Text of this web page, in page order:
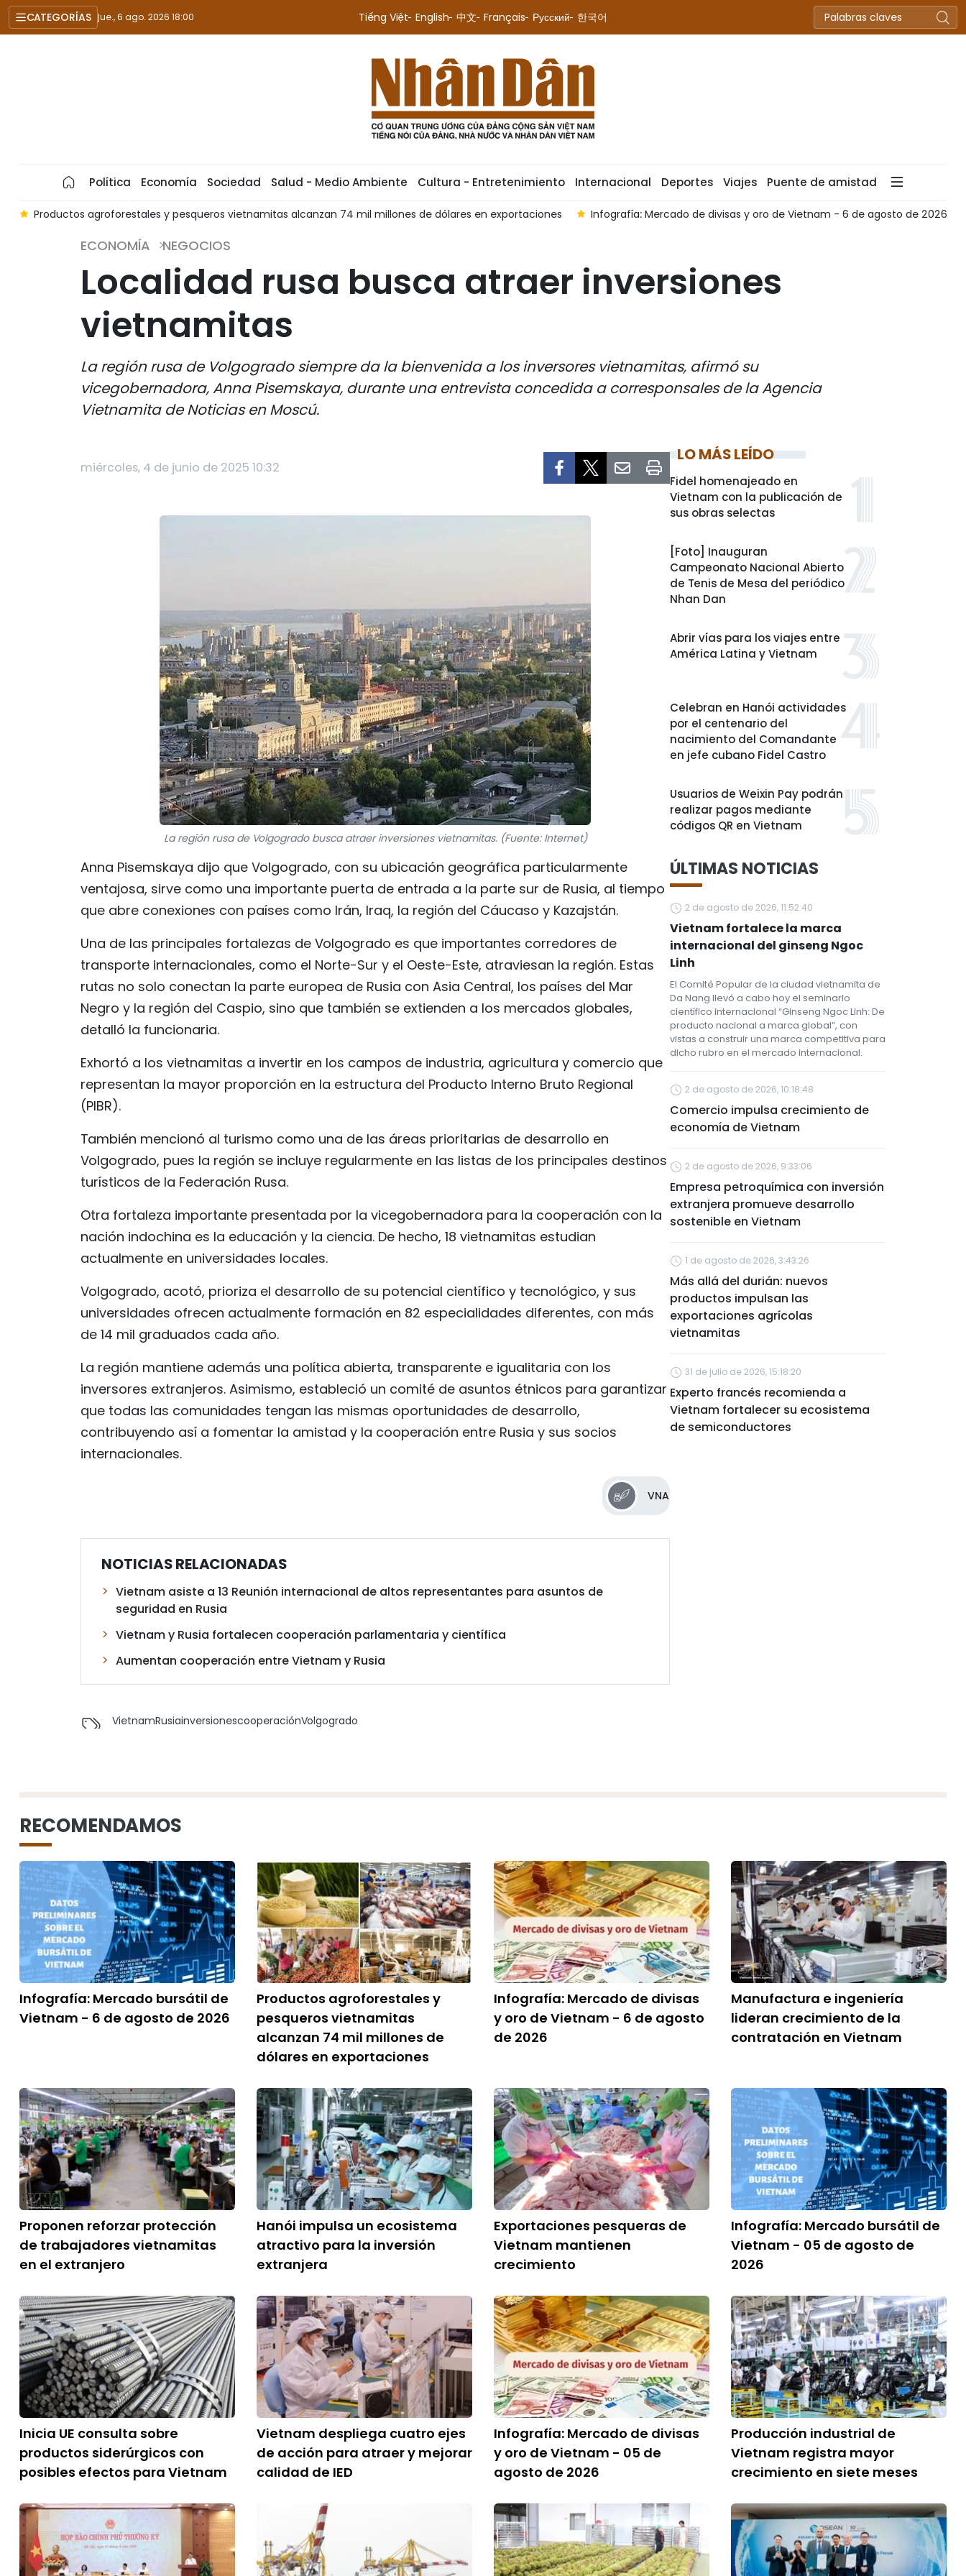
CATEGORÍAS jue., 6 ago. 2026 18:00 Tiếng Việt English 中文 Français Русский 한국어
Política Economía Sociedad Salud - Medio Ambiente Cultura - Entretenimiento Internacional Deportes Viajes Puente de amistad
Productos agroforestales y pesqueros vietnamitas alcanzan 74 mil millones de dólares en exportaciones Infografía: Mercado de divisas y oro de Vietnam - 6 de agosto de 2026
ECONOMÍA NEGOCIOS
Localidad rusa busca atraer inversiones
vietnamitas
La región rusa de Volgogrado siempre da la bienvenida a los inversores vietnamitas, afirmó su
vicegobernadora, Anna Pisemskaya, durante una entrevista concedida a corresponsales de la Agencia
Vietnamita de Noticias en Moscú.
miércoles, 4 de junio de 2025 10:32
La región rusa de Volgogrado busca atraer inversiones vietnamitas. (Fuente: Internet)
Anna Pisemskaya dijo que Volgogrado, con su ubicación geográfica particularmente
ventajosa, sirve como una importante puerta de entrada a la parte sur de Rusia, al tiempo
que abre conexiones con países como Irán, Iraq, la región del Cáucaso y Kazajstán.
Una de las principales fortalezas de Volgogrado es que importantes corredores de
transporte internacionales, como el Norte-Sur y el Oeste-Este, atraviesan la región. Estas
rutas no solo conectan la parte europea de Rusia con Asia Central, los países del Mar
Negro y la región del Caspio, sino que también se extienden a los mercados globales,
detalló la funcionaria.
Exhortó a los vietnamitas a invertir en los campos de industria, agricultura y comercio que
representan la mayor proporción en la estructura del Producto Interno Bruto Regional
(PIBR).
También mencionó al turismo como una de las áreas prioritarias de desarrollo en
Volgogrado, pues la región se incluye regularmente en las listas de los principales destinos
turísticos de la Federación Rusa.
Otra fortaleza importante presentada por la vicegobernadora para la cooperación con la
nación indochina es la educación y la ciencia. De hecho, 18 vietnamitas estudian
actualmente en universidades locales.
Volgogrado, acotó, prioriza el desarrollo de su potencial científico y tecnológico, y sus
universidades ofrecen actualmente formación en 82 especialidades diferentes, con más
de 14 mil graduados cada año.
La región mantiene además una política abierta, transparente e igualitaria con los
inversores extranjeros. Asimismo, estableció un comité de asuntos étnicos para garantizar
que todas las comunidades tengan las mismas oportunidades de desarrollo,
contribuyendo así a fomentar la amistad y la cooperación entre Rusia y sus socios
internacionales.
VNA
NOTICIAS RELACIONADAS
Vietnam asiste a 13 Reunión internacional de altos representantes para asuntos de
seguridad en Rusia
Vietnam y Rusia fortalecen cooperación parlamentaria y científica
Aumentan cooperación entre Vietnam y Rusia
VietnamRusiainversionescooperaciónVolgogrado
LO MÁS LEÍDO
Fidel homenajeado en
Vietnam con la publicación de
sus obras selectas
[Foto] Inauguran
Campeonato Nacional Abierto
de Tenis de Mesa del periódico
Nhan Dan
Abrir vías para los viajes entre
América Latina y Vietnam
Celebran en Hanói actividades
por el centenario del
nacimiento del Comandante
en jefe cubano Fidel Castro
Usuarios de Weixin Pay podrán
realizar pagos mediante
códigos QR en Vietnam
ÚLTIMAS NOTICIAS
2 de agosto de 2026, 11:52:40
Vietnam fortalece la marca
internacional del ginseng Ngoc
Linh
El Comité Popular de la ciudad vietnamita de
Da Nang llevó a cabo hoy el seminario
científico internacional “Ginseng Ngoc Linh: De
producto nacional a marca global”, con
vistas a construir una marca competitiva para
dicho rubro en el mercado internacional.
2 de agosto de 2026, 10:18:48
Comercio impulsa crecimiento de
economía de Vietnam
2 de agosto de 2026, 9:33:06
Empresa petroquímica con inversión
extranjera promueve desarrollo
sostenible en Vietnam
1 de agosto de 2026, 3:43:26
Más allá del durián: nuevos
productos impulsan las
exportaciones agrícolas
vietnamitas
31 de julio de 2026, 15:18:20
Experto francés recomienda a
Vietnam fortalecer su ecosistema
de semiconductores
RECOMENDAMOS
Infografía: Mercado bursátil de
Vietnam - 6 de agosto de 2026
Productos agroforestales y
pesqueros vietnamitas
alcanzan 74 mil millones de
dólares en exportaciones
Infografía: Mercado de divisas
y oro de Vietnam - 6 de agosto
de 2026
Manufactura e ingeniería
lideran crecimiento de la
contratación en Vietnam
Proponen reforzar protección
de trabajadores vietnamitas
en el extranjero
Hanói impulsa un ecosistema
atractivo para la inversión
extranjera
Exportaciones pesqueras de
Vietnam mantienen
crecimiento
Infografía: Mercado bursátil de
Vietnam - 05 de agosto de
2026
Inicia UE consulta sobre
productos siderúrgicos con
posibles efectos para Vietnam
Vietnam despliega cuatro ejes
de acción para atraer y mejorar
calidad de IED
Infografía: Mercado de divisas
y oro de Vietnam - 05 de
agosto de 2026
Producción industrial de
Vietnam registra mayor
crecimiento en siete meses